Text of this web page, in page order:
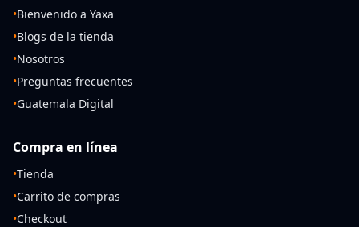
•Bienvenido a Yaxa
•Blogs de la tienda
•Nosotros
•Preguntas frecuentes
•Guatemala Digital
Compra en línea
•Tienda
•Carrito de compras
•Checkout